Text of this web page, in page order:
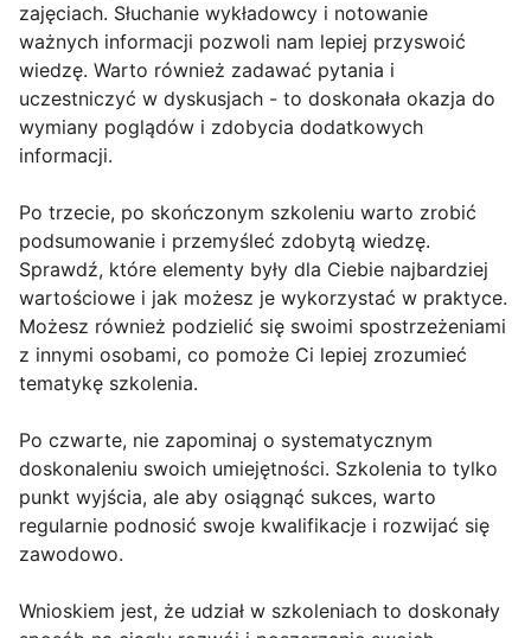
zajęciach. Słuchanie wykładowcy i notowanie
ważnych informacji pozwoli nam lepiej przyswoić
wiedzę. Warto również zadawać pytania i
uczestniczyć w dyskusjach - to doskonała okazja do
wymiany poglądów i zdobycia dodatkowych
informacji.
Po trzecie, po skończonym szkoleniu warto zrobić
podsumowanie i przemyśleć zdobytą wiedzę.
Sprawdź, które elementy były dla Ciebie najbardziej
wartościowe i jak możesz je wykorzystać w praktyce.
Możesz również podzielić się swoimi spostrzeżeniami
z innymi osobami, co pomoże Ci lepiej zrozumieć
tematykę szkolenia.
Po czwarte, nie zapominaj o systematycznym
doskonaleniu swoich umiejętności. Szkolenia to tylko
punkt wyjścia, ale aby osiągnąć sukces, warto
regularnie podnosić swoje kwalifikacje i rozwijać się
zawodowo.
Wnioskiem jest, że udział w szkoleniach to doskonały